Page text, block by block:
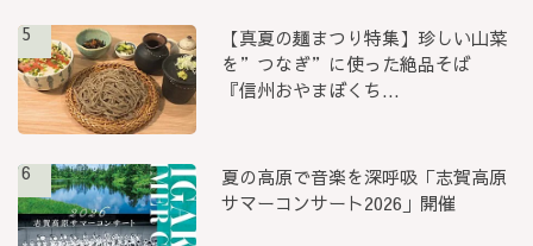
5
【真夏の麺まつり特集】珍しい山菜
を”つなぎ”に使った絶品そば
『信州おやまぼくち...
6
夏の高原で音楽を深呼吸「志賀高原
サマーコンサート2026」開催